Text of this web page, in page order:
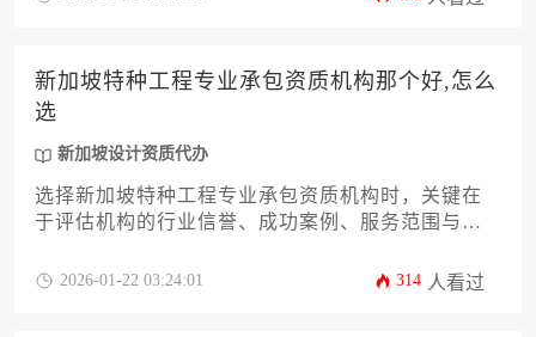
新加坡特种工程专业承包资质机构那个好,怎么
选
新加坡设计资质代办
选择新加坡特种工程专业承包资质机构时，关键在
于评估机构的行业信誉、成功案例、服务范围与合
目经验及客户评价体系进行多维度筛选。对于急需
2026-01-22 03:24:01 314 人看过